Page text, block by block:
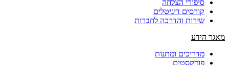
סיפורי הצלחה
קורסים דיגיטלים
שירות והדרכה לחברות
מאגר הידע
מדריכים ומתנות
פודקסטים